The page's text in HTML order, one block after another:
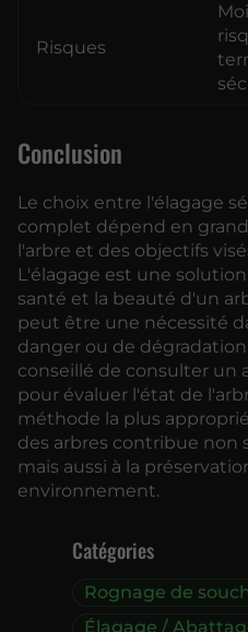
Catégories
Rognage de
Élagage /
Risques
Conclusion
Le choix entre l'élagage
complet dépend en
l'arbre et des objectifs
L'élagage est une
santé et la beauté d'un
peut être une nécessité
danger ou de
conseillé de consulter un
pour évaluer l'état de
méthode la plus
des arbres contribue non
mais aussi à la
environnement.